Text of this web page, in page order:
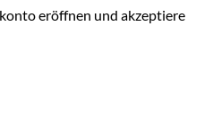
eröffnen und akzeptiere